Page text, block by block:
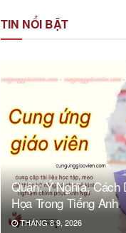
TIN NỔI BẬT
Quận: Ý Nghĩa, Cách
Họa Trong Tiếng Anh
THÁNG 8 9, 2026